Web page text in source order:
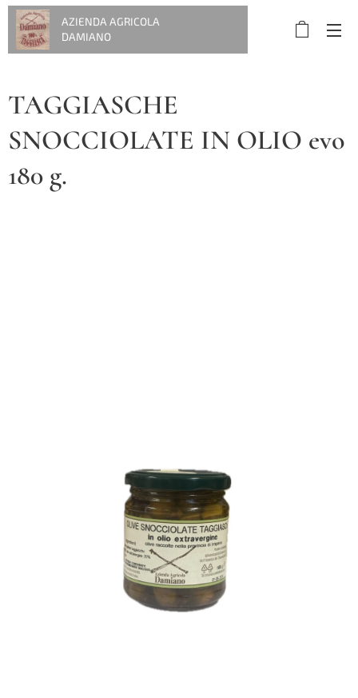
AZIENDA AGRICOLA
DAMIANO
TAGGIASCHE
SNOCCIOLATE IN OLIO evo
180 g.